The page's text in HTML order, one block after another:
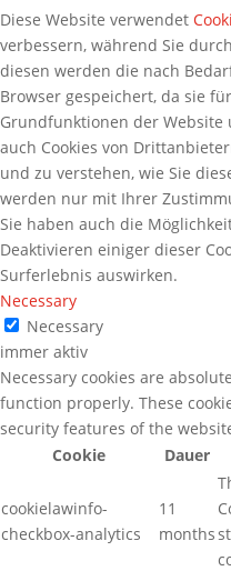
Diese Website verwendet
verbessern, während Sie
diesen werden die nach
Browser gespeichert, da sie
Grundfunktionen der
auch Cookies von
und zu verstehen, wie Sie
werden nur mit Ihrer
Sie haben auch die
Deaktivieren einiger dieser
Surferlebnis auswirken.
Necessary
Necessary
immer aktiv
Necessary cookies are
function properly. These
security features of the
Cookie
Dauer
cookielawinfo-
checkbox-analytics
11
months